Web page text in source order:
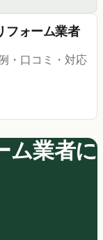
フォーム業者
・口コミ・対応
ム業者に